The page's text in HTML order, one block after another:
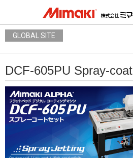
GLOBAL SITE
DCF-605PU Spray-coat